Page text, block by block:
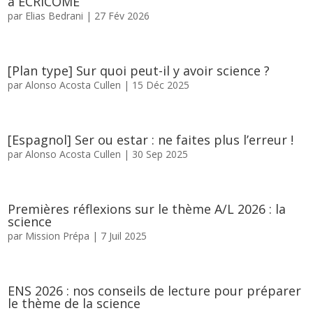
par Elias Bedrani | 27 Fév 2026
[Plan type] Sur quoi peut-il y avoir science ?
parAlonso Acosta Cullen | 15 Déc 2025
[Espagnol] Ser ou estar : ne faites plus l’erreur !
parAlonso Acosta Cullen | 30 Sep 2025
Premières réflexions sur le thème A/L 2026 : la
science
par Mission Prépa | 7 Juil 2025
ENS 2026 : nos conseils de lecture pour préparer
le thème de la science